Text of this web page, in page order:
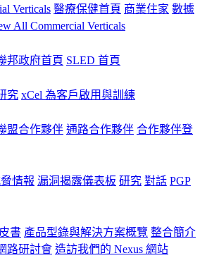
Verticals 醫療保健首頁 商業住家 數據
All Commercial Verticals
邦政府首頁 SLED 首頁
究 xCel 為客戶啟用與訓練
盟合作夥伴 通路合作夥伴 合作夥伴登
情報 漏洞揭露儀表板 研究 對話 PGP
書 產品型錄與解決方案概覽 整合簡介
路研討會 造訪我們的 Nexus 網站